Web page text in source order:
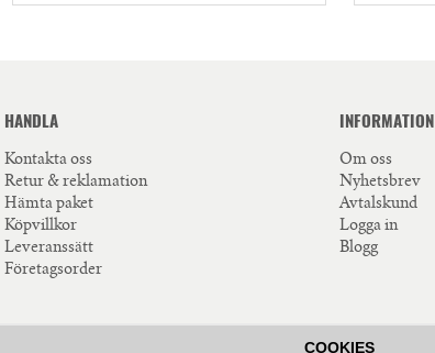
HANDLA
Kontakta oss
Retur & reklamation
Hämta paket
Köpvillkor
Leveranssätt
Företagsorder
INFORMATION
Om oss
Nyhetsbrev
Avtalskund
Logga in
Blogg
COOKIES